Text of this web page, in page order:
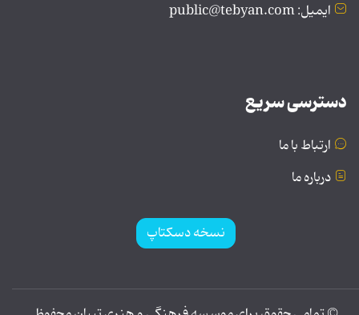
ایمیل: public@tebyan.com
دسترسی سریع
ارتباط با ما
درباره ما
نسخه دسکتاپ